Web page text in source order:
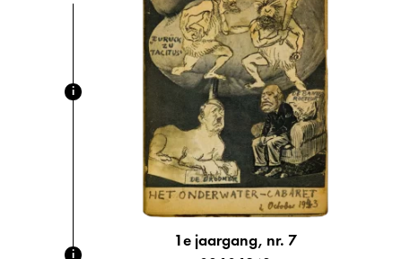
1e jaargang, nr. 7
i
i